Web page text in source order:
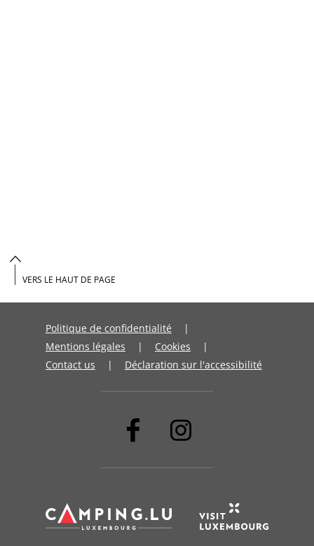
Politique de confidentialité
Mentions légales
Cookies
Contact us
Déclaration sur l'accessibilité
VERS LE HAUT DE PAGE